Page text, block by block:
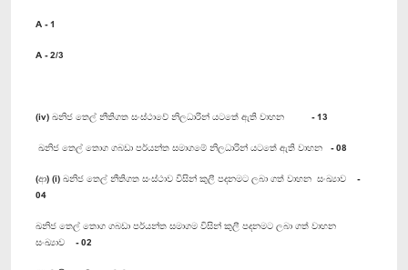
A - 1
A - 2/3
(iv) ඛනිජ තෙල් නීතිගත සංස්ථාවේ නිලධාරින් යට‍‍තේ ඇති වාහන - 13
ඛනිජ තෙල් තොග ගබඩා පර්යන්ත සමාගමේ නිලධාරින් යට‍‍තේ ඇති වාහන - 08
(ආ) (i) ඛනිජ තෙල් නීතිගත සංස්ථාව විසින් කුලී පදනමට ලබා ගත් වාහන සංඛ්‍යාව -
04
ඛනිජ තෙල් තොග ගබඩා පර්යන්ත සමාගම විසින් කුලී පදනමට ලබා ගත් වාහන
සංඛ්‍යාව - 02